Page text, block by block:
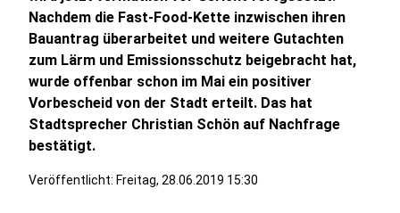
Nachdem die Fast-Food-Kette inzwischen ihren
Bauantrag überarbeitet und weitere Gutachten
zum Lärm und Emissionsschutz beigebracht hat,
wurde offenbar schon im Mai ein positiver
Vorbescheid von der Stadt erteilt. Das hat
Stadtsprecher Christian Schön auf Nachfrage
bestätigt.
Veröffentlicht: Freitag, 28.06.2019 15:30